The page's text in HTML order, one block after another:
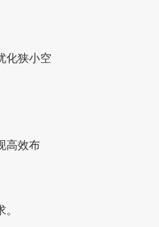
化狭小空
高效布